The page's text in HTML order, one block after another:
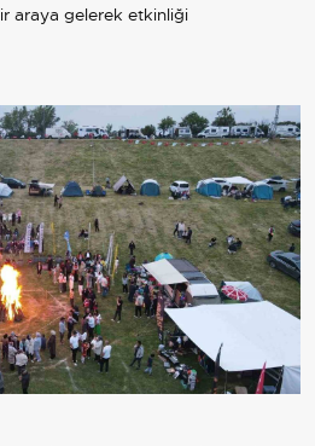
araya gelerek etkinliği